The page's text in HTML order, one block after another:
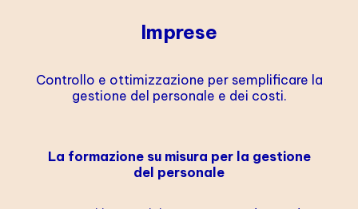
Imprese
Controllo e ottimizzazione per semplificare la
gestione del personale e dei costi.
La formazione su misura per la gestione
del personale